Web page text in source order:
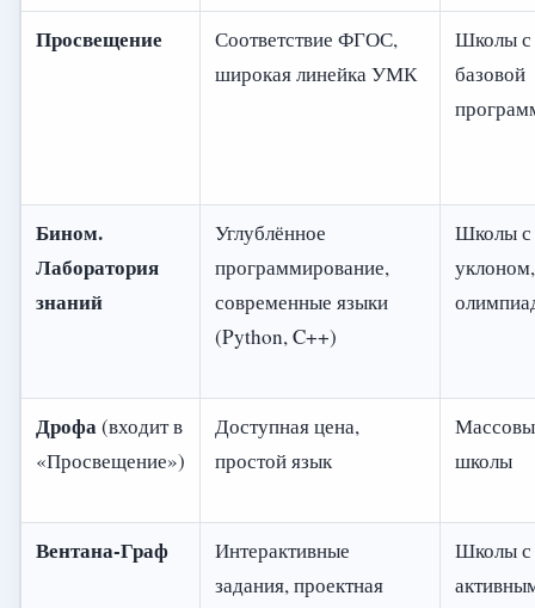
Просвещение
Соответствие ФГОС,
широкая линейка УМК
Школы с
базовой
Бином.
Лаборатория
знаний
Углублённое
программирование,
современные языки
(Python, C++)
Школы
уклоном,
Дрофа(входит в
«Просвещение»)
Доступная цена,
простой язык
школы
Вентана-Граф
Интерактивные
задания, проектная
Школы с